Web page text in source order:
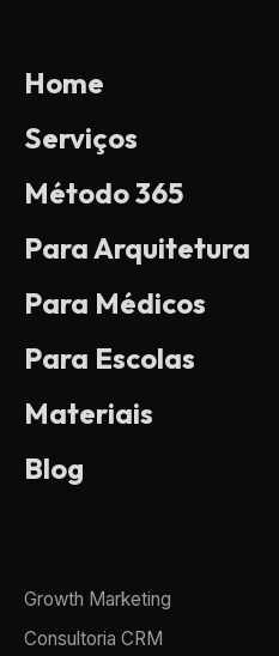
Home
Serviços
Método 365
Para Arquitetura
Para Médicos
Para Escolas
Materiais
Blog
Growth Marketing
Consultoria CRM